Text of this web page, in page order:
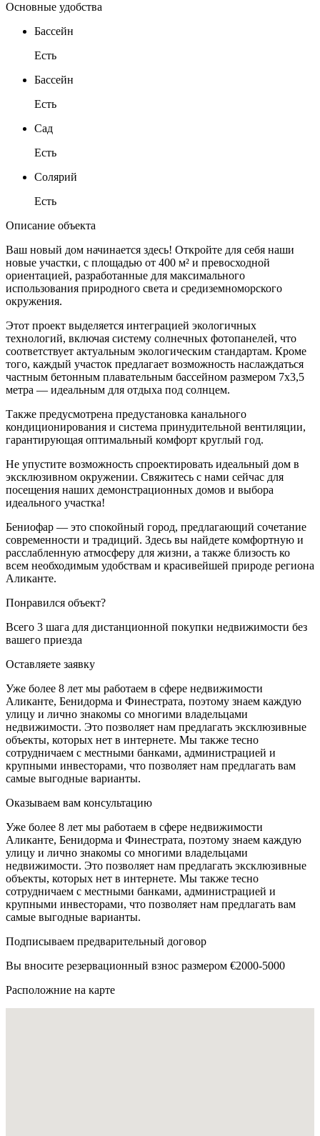
Основные удобства
Бассейн
Есть
Бассейн
Есть
Сад
Есть
Солярий
Есть
Описание объекта
Ваш новый дом начинается здесь! Откройте для себя наши
новые участки, с площадью от 400 м² и превосходной
ориентацией, разработанные для максимального
использования природного света и средиземноморского
окружения.
Этот проект выделяется интеграцией экологичных
технологий, включая систему солнечных фотопанелей, что
соответствует актуальным экологическим стандартам. Кроме
того, каждый участок предлагает возможность наслаждаться
частным бетонным плавательным бассейном размером 7x3,5
метра — идеальным для отдыха под солнцем.
Также предусмотрена предустановка канального
кондиционирования и система принудительной вентиляции,
гарантирующая оптимальный комфорт круглый год.
Не упустите возможность спроектировать идеальный дом в
эксклюзивном окружении. Свяжитесь с нами сейчас для
посещения наших демонстрационных домов и выбора
идеального участка!
Бениофар — это спокойный город, предлагающий сочетание
современности и традиций. Здесь вы найдете комфортную и
расслабленную атмосферу для жизни, а также близость ко
всем необходимым удобствам и красивейшей природе региона
Аликанте.
Понравился объект?
Всего 3 шага для дистанционной покупки недвижимости без
вашего приезда
Оставляете заявку
Уже более 8 лет мы работаем в сфере недвижимости
Аликанте, Бенидорма и Финестрата, поэтому знаем каждую
улицу и лично знакомы со многими владельцами
недвижимости. Это позволяет нам предлагать эксклюзивные
объекты, которых нет в интернете. Мы также тесно
сотрудничаем с местными банками, администрацией и
крупными инвесторами, что позволяет нам предлагать вам
самые выгодные варианты.
Оказываем вам консультацию
Уже более 8 лет мы работаем в сфере недвижимости
Аликанте, Бенидорма и Финестрата, поэтому знаем каждую
улицу и лично знакомы со многими владельцами
недвижимости. Это позволяет нам предлагать эксклюзивные
объекты, которых нет в интернете. Мы также тесно
сотрудничаем с местными банками, администрацией и
крупными инвесторами, что позволяет нам предлагать вам
самые выгодные варианты.
Подписываем предварительный договор
Вы вносите резервационный взнос размером €2000-5000
Расположние на карте